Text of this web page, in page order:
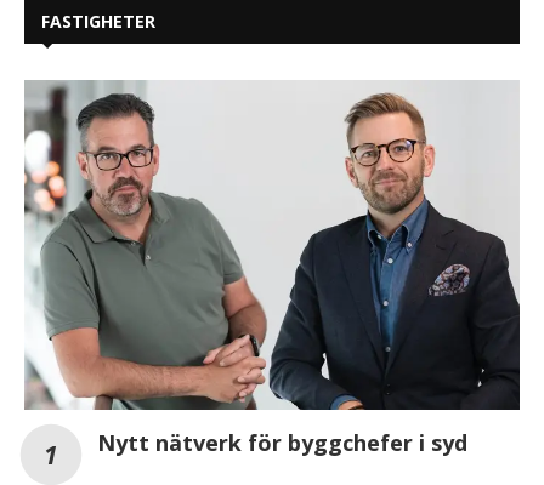
FASTIGHETER
Nytt nätverk för byggchefer i syd